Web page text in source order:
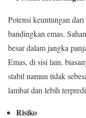
Potensi keuntungan
bandingkan emas.
besar dalam jangka
Emas, di sisi lain,
stabil namun tidak
lambat dan lebih
Risiko